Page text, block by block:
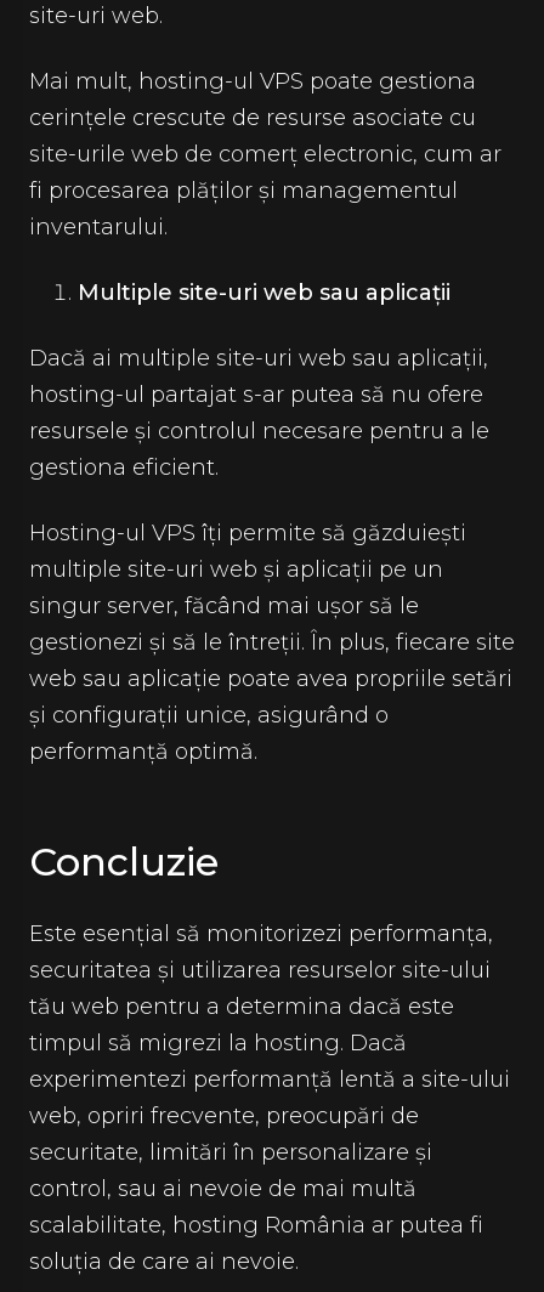
site-uri web.
Mai mult, hosting-ul VPS poate gestiona
cerințele crescute de resurse asociate cu
site-urile web de comerț electronic, cum ar
fi procesarea plăților și managementul
inventarului.
Multiple site-uri web sau aplicații
Dacă ai multiple site-uri web sau aplicații,
hosting-ul partajat s-ar putea să nu ofere
resursele și controlul necesare pentru a le
gestiona eficient.
Hosting-ul VPS îți permite să găzduiești
multiple site-uri web și aplicații pe un
singur server, făcând mai ușor să le
gestionezi și să le întreții. În plus, fiecare site
web sau aplicație poate avea propriile setări
și configurații unice, asigurând o
performanță optimă.
Concluzie
Este esențial să monitorizezi performanța,
securitatea și utilizarea resurselor site-ului
tău web pentru a determina dacă este
timpul să migrezi la hosting. Dacă
experimentezi performanță lentă a site-ului
web, opriri frecvente, preocupări de
securitate, limitări în personalizare și
control, sau ai nevoie de mai multă
scalabilitate, hosting România ar putea fi
soluția de care ai nevoie.